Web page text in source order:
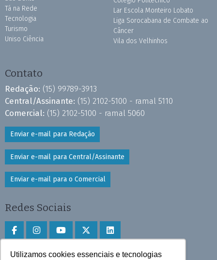
Utilizamos cookies essenciais e tecnologias
Tá na Rede
Tecnologia
Turismo
Uniso Ciência
Lar Escola Monteiro Lobato
Liga Sorocabana de Combate ao
Câncer
Vila dos Velhinhos
Contato
Redação: (15) 99789-3913
Central/Assinante: (15) 2102-5100 - ramal 5110
Comercial: (15) 2102-5100 - ramal 5060
Enviar e-mail para Redação
Enviar e-mail para Central/Assinante
Enviar e-mail para o Comercial
Redes Sociais